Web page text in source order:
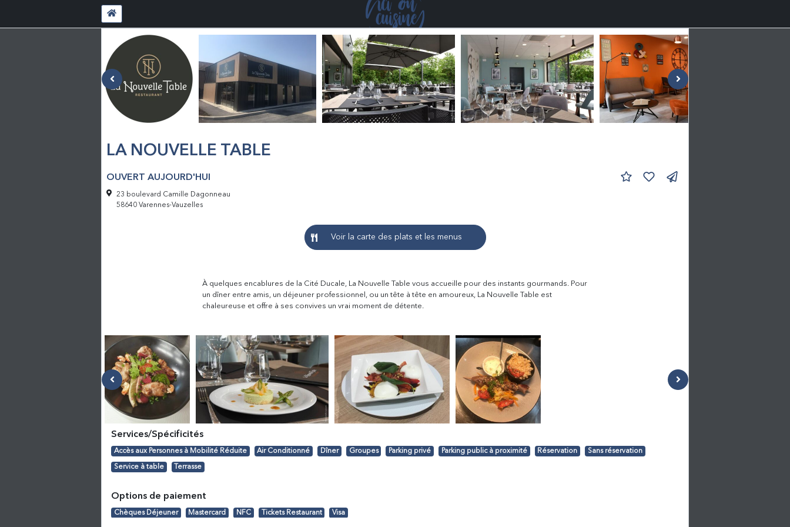
Aucun établissement ne correspond à votre recherche
LA NOUVELLE TABLE
OUVERT AUJOURD'HUI
23 boulevard Camille Dagonneau
58640 Varennes-Vauzelles
Voir la carte des plats et les menus
À quelques encablures de la Cité Ducale, La Nouvelle Table vous accueille pour des instants gourmands. Pour
un dîner entre amis, un déjeuner professionnel, ou un tête à tête en amoureux, La Nouvelle Table est
chaleureuse et offre à ses convives un vrai moment de détente.
Services/Spécificités
Accès aux Personnes à Mobilité Réduite Air Conditionné Dîner Groupes Parking privé Parking public à proximité Réservation Sans réservation
Service à table Terrasse
Options de paiement
Chèques Déjeuner Mastercard NFC Tickets Restaurant Visa